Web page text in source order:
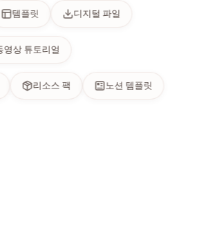
템플릿 디지털 파일
동영상 튜토리얼
리소스 팩 노션 템플릿